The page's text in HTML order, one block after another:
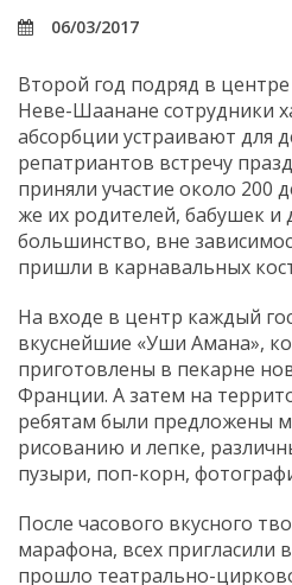
06/03/2017
Второй год подряд в
Неве-Шаанане сотрудники
абсорбции устраивают для
репатриантов встречу
приняли участие около 200
же их родителей, бабушек и
большинство, вне
пришли в карнавальных
На входе в центр каждый
вкуснейшие «Уши Амана»,
приготовлены в пекарне
Франции. А затем на
ребятам были предложены
рисованию и лепке,
пузыри, поп-корн,
После часового вкусного
марафона, всех пригласили
прошло театрально-